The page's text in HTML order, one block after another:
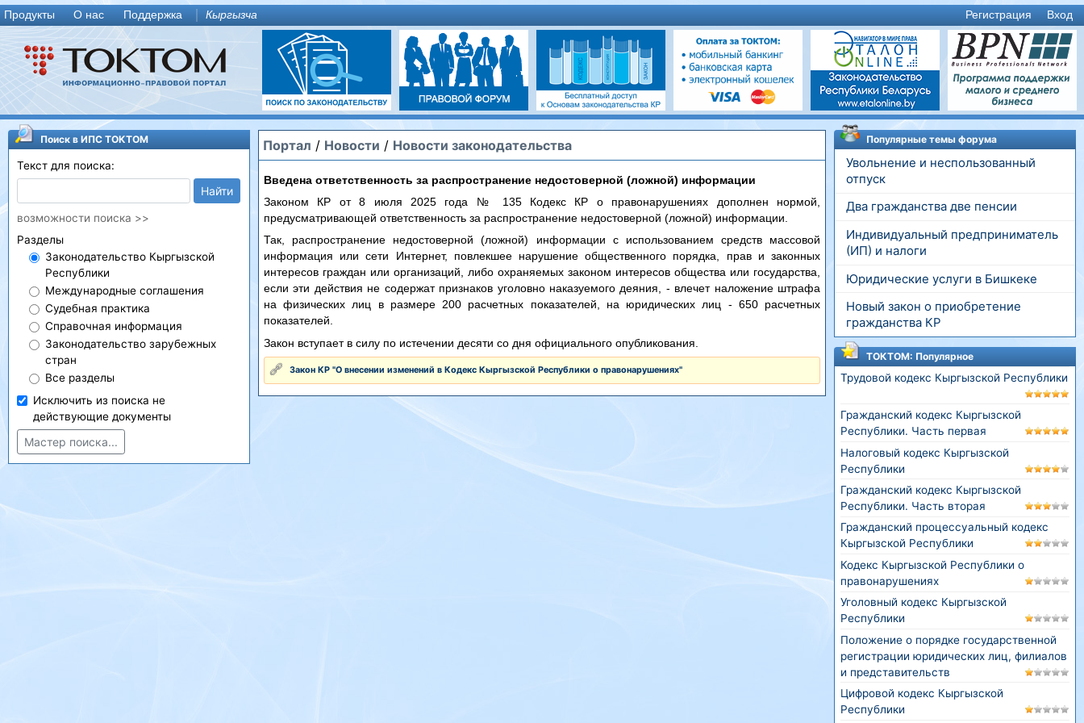
Продукты О нас Поддержка Кыргызча Вход
Регистрация
Поиск в ИПС ТОКТОМ
Текст для поиска:
Найти
возможности поиска >>
Разделы
Законодательство Кыргызской
Республики
Международные соглашения
Судебная практика
Справочная информация
Законодательство зарубежных
стран
Все разделы
Исключить из поиска не
действующие документы
Мастер поиска...
Популярные темы форума
Увольнение и неспользованный
отпуск
Два гражданства две пенсии
Индивидуальный предприниматель
(ИП) и налоги
Юридические услуги в Бишкеке
Новый закон о приобретение
гражданства КР
ТОКТОМ: Популярное
Трудовой кодекс Кыргызской Республики
Гражданский кодекс Кыргызской
Республики. Часть первая
Налоговый кодекс Кыргызской
Республики
Гражданский кодекс Кыргызской
Республики. Часть вторая
Гражданский процессуальный кодекс
Кыргызской Республики
Кодекс Кыргызской Республики о
правонарушениях
Уголовный кодекс Кыргызской
Республики
Положение о порядке государственной
регистрации юридических лиц, филиалов
и представительств
Цифровой кодекс Кыргызской
Республики
Портал / Новости / Новости законодательства
Введена ответственность за распространение недостоверной (ложной) информации
Законом КР от 8 июля 2025 года № 135 Кодекс КР о правонарушениях дополнен нормой,
предусматривающей ответственность за распространение недостоверной (ложной) информации.
Так, распространение недостоверной (ложной) информации с использованием средств массовой
информация или сети Интернет, повлекшее нарушение общественного порядка, прав и законных
интересов граждан или организаций, либо охраняемых законом интересов общества или государства,
если эти действия не содержат признаков уголовно наказуемого деяния, - влечет наложение штрафа
на физических лиц в размере 200 расчетных показателей, на юридических лиц - 650 расчетных
показателей.
Закон вступает в силу по истечении десяти со дня официального опубликования.
Закон КР "О внесении изменений в Кодекс Кыргызской Республики о правонарушениях"